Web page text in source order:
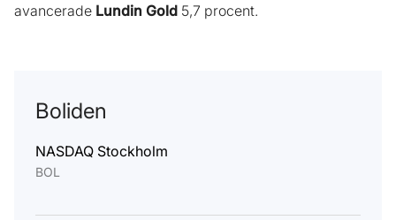
avancerade Lundin Gold 5,7 procent.
Boliden
NASDAQ Stockholm
BOL